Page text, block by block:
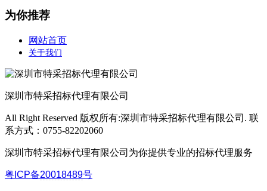
为你推荐
网站首页
关于我们
深圳市特采招标代理有限公司
All Right Reserved 版权所有:深圳市特采招标代理有限公司. 联
系方式：0755-82202060
深圳市特采招标代理有限公司为你提供专业的招标代理服务
粤ICP备20018489号